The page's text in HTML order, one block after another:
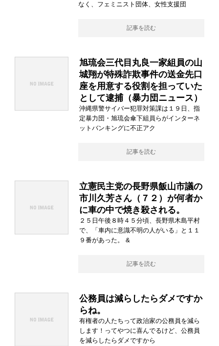
なく、フェミニスト団体、女性支援団
記事を読む
旭琉会三代目丸良一家組員の山
城翔が特殊詐欺事件の送金先口
座を用意する役割を担っていた
として逮捕（暴力団ニュース）
沖縄県警サイバー犯罪対策課は１９日、指
定暴力団・旭琉会傘下組員らがインターネ
ットバンキングに不正アク
記事を読む
立憲民主党の長野県飯山市議の
市川久芳さん（７２）が何者か
に車の中で焼き殺される。
２５日午後８時４５分頃、長野県木島平村
で、「車内に意識不明の人がいる」と１１
９番があった。 &
記事を読む
公務員は減らしたらダメですか
らね。
有権者の人たちって政治家の公務員を減ら
します！ってやつに喜んでるけど、公務員
を減らしたらダメですから